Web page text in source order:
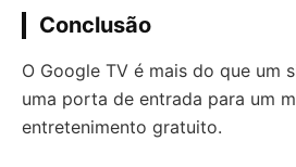
Conclusão
O Google TV é mais do que um
uma porta de entrada para um
entretenimento gratuito.